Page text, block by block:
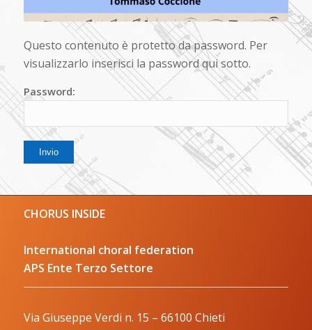
Questo contenuto è protetto da password. Per
visualizzarlo inserisci la password qui sotto.
Password:
CHORUS INSIDE
International choral federation
APS Ente Terzo Settore
Via Giuseppe Verdi n. 15 – 66100 Chieti